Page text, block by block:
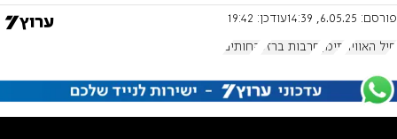
פורסם: 6.05.25, 14:39 עודכן: 19:42
חיל האוויר תימן חרבות ברזל החותים